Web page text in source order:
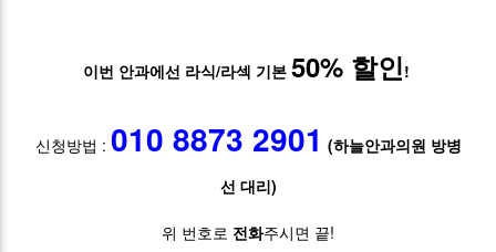
이번 안과에선 라식/라섹 기본 50% 할인!
신청방법 : 010 8873 2901 (하늘안과의원 방병
선 대리)
위 번호로 전화주시면 끝!